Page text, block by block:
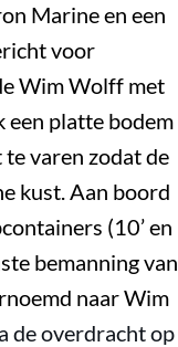
Marine en een
voor
Wim Wolff met
een platte bodem
varen zodat de
kust.Aan boord
(10’ en
bemanning van
naar Wim
de overdracht op